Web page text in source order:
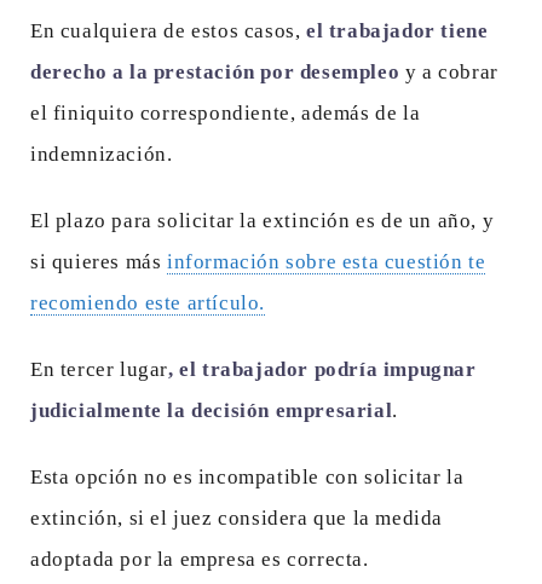
En cualquiera de estos casos, el trabajador tiene
derecho a la prestación por desempleo y a cobrar
el finiquito correspondiente, además de la
indemnización.
El plazo para solicitar la extinción es de un año, y
si quieres más información sobre esta cuestión te
recomiendo este artículo.
En tercer lugar, el trabajador podría impugnar
judicialmente la decisión empresarial.
Esta opción no es incompatible con solicitar la
extinción, si el juez considera que la medida
adoptada por la empresa es correcta.